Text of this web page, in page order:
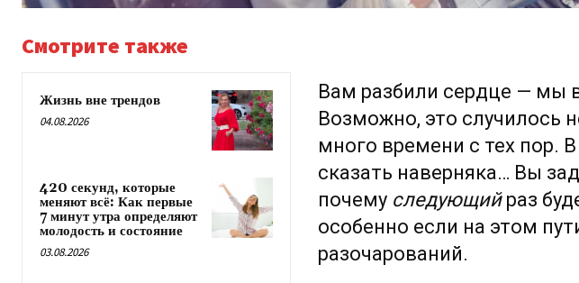
Смотрите также
Жизнь вне трендов
04.08.2026
420 секунд, которые
меняют всё: Как первые
7 минут утра определяют
молодость и состояние
03.08.2026
Вам разбили сердце — мы
Возможно, это случилось
много времени с тех пор.
сказать наверняка… Вы
почему следующийраз
особенно если на этом
разочарований.